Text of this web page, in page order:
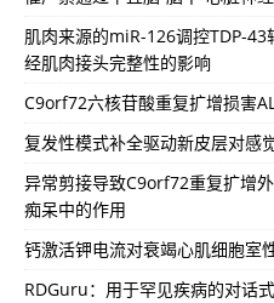
肌肉来源的miR-126调控TDP-
经肌肉接头完整性的影响
C9orf72六核苷酸重复扩增损害
复发性模式补全驱动新皮层对感
异常剪接导致C9orf72重复扩增
痴呆中的作用
钙激活钾电流对衰竭心肌细胞室
RDGuru：用于罕见疾病的对话